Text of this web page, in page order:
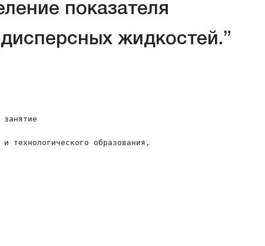
показателя
жидкостей.”
занятие
технологического образования,